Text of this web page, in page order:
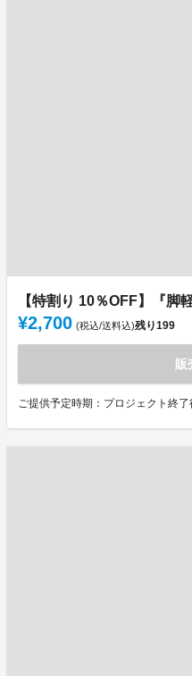
【特割り 10％OFF】『
¥2,700 (税込/送料込)残り199
販
ご提供予定時期：プロジェクト終